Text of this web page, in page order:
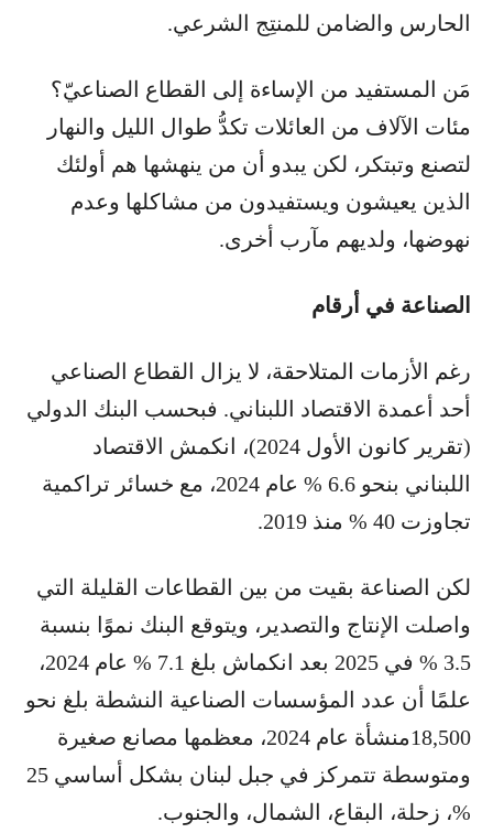
الحارس والضامن للمنتِج الشرعي.
مَن المستفيد من الإساءة إلى القطاع الصناعيّ؟
مئات الآلاف من العائلات تكدُّ طوال الليل والنهار
لتصنع وتبتكر، لكن يبدو أن من ينهشها هم أولئك
الذين يعيشون ويستفيدون من مشاكلها وعدم
نهوضها، ولديهم مآرب أخرى.
الصناعة في أرقام
رغم الأزمات المتلاحقة، لا يزال القطاع الصناعي
أحد أعمدة الاقتصاد اللبناني. فبحسب البنك الدولي
(تقرير كانون الأول 2024)، انكمش الاقتصاد
اللبناني بنحو 6.6 % عام 2024، مع خسائر تراكمية
تجاوزت 40 % منذ 2019.
لكن الصناعة بقيت من بين القطاعات القليلة التي
واصلت الإنتاج والتصدير، ويتوقع البنك نموًا بنسبة
3.5 % في 2025 بعد انكماش بلغ 7.1 % عام 2024،
علمًا أن عدد المؤسسات الصناعية النشطة بلغ نحو
18,500منشأة عام 2024، معظمها مصانع صغيرة
ومتوسطة تتمركز في جبل لبنان بشكل أساسي 25
%، زحلة، البقاع، الشمال، والجنوب.